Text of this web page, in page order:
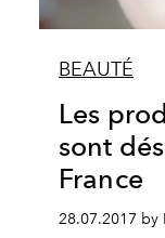
BEAUTÉ
Les
sont
France
28.07.2017 by